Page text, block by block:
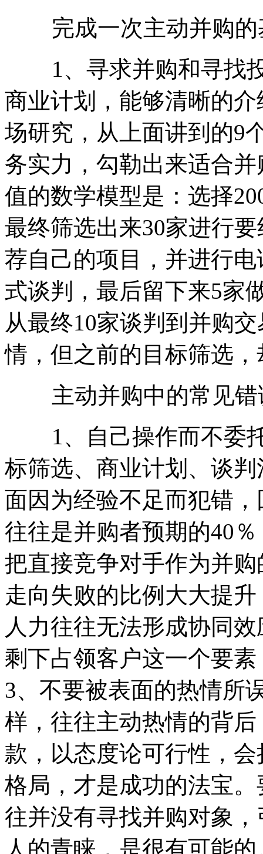
完成一次主动并购的
1、寻求并购和寻找投
商业计划，能够清晰的
场研究，从上面讲到的9
务实力，勾勒出来适合
值的数学模型是：选择
最终筛选出来30家进行
荐自己的项目，并进行
式谈判，最后留下来5家
从最终10家谈判到并购
情，但之前的目标筛选
主动并购中的常见错
1、自己操作而不委托
标筛选、商业计划、谈
面因为经验不足而犯错
往往是并购者预期的40
把直接竞争对手作为并
走向失败的比例大大提
人力往往无法形成协同
剩下占领客户这一个要
3、不要被表面的热情所
样，往往主动热情的背
款，以态度论可行性，
格局，才是成功的法宝
往并没有寻找并购对象
人的青睐，是很有可能的